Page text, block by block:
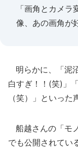
「画角とカメ
像、あの画角が
明らかに、「泥
白すぎ！！(笑)」
（笑）」といった
船越さんの「モ
でも公開されてい